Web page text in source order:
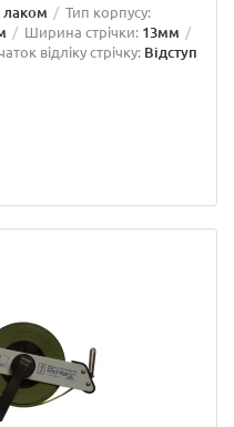
лаком Тип корпусу:
Ширина стрічки: 13мм
відліку стрічку: Відступ